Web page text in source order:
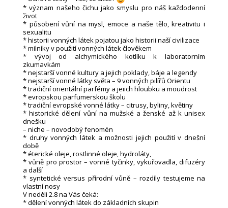
* význam našeho čichu jako smyslu pro náš každodenní
život
* působení vůní na mysl, emoce a naše tělo, kreativitu i
sexualitu
* historii vonných látek pojatou jako historii naší civilizace
* milníky v použití vonných látek člověkem
* vývoj od alchymického kotlíku k laboratorním
zkumavkám
* nejstarší vonné kultury a jejich poklady, báje a legendy
* nejstarší vonné látky světa – 9 vonných pilířů Orientu
* tradiční orientální parfémy a jeiich hloubku a moudrost
* evropskou parfumerskou školu
* tradiční evropské vonné látky – citrusy, byliny, květiny
* historické dělení vůní na mužské a ženské až k unisex
dnešku
– niche – novodobý fenomén
* druhy vonných látek a možnosti jejich použití v dnešní
době
* éterické oleje, rostlinné oleje, hydroláty,
* vůně pro prostor – vonné tyčinky, vykuřovadla, difuzéry
a další
* syntetické versus přírodní vůně – rozdíly testujeme na
vlastní nosy
V neděli 2.8 na Vás čeká:
* dělení vonných látek do základních skupin